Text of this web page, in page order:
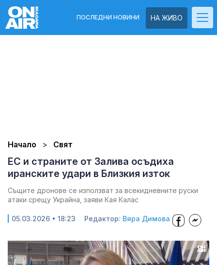
НА ЖИВО
ПОСЛЕДНИ НОВИНИ
Начало Свят
ЕС и страните от Залива осъдиха
иранските удари в Близкия изток
Същите дронове се използват за всекидневните руски
атаки срещу Украйна, заяви Кая Калас
05.03.2026 • 18:23 Редактор: Вяра Димова